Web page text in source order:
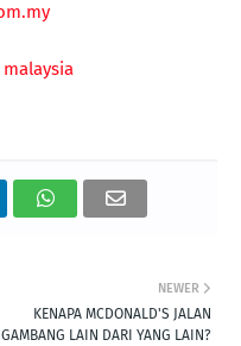
NEWER
KENAPA MCDONALD'S JALAN
GAMBANG LAIN DARI YANG LAIN?